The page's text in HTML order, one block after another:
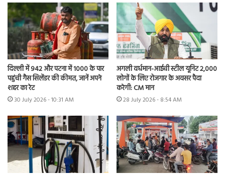
दिल्ली में 942 और पटना में 1000 के पार
पहुंची गैस सिलेंडर की कीमत, जानें अपने
शहर का रेट
30 July 2026 - 10:31 AM
अगली वर्धमान-आईची स्टील यूनिट 2,000
लोगों के लिए रोजगार के अवसर पैदा
करेगी: CM मान
28 July 2026 - 8:54 AM